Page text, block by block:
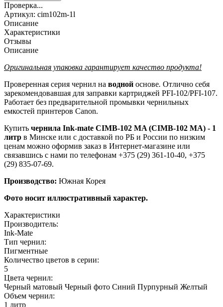
Проверка...
Артикул: cim102m-1l
Описание
Характеристики
Отзывы
Описание
Оригинальная упаковка гарантирует качество продукта!
Проверенная серия чернил на водной основе. Отлично себя
зарекомендовавшая для заправки картриджей PFI-102/PFI-107.
Работает без предварительной промывки чернильных
емкостей принтеров Canon.
Купить чернила Ink-mate CIMB-102 MA (CIMB-102 MA) - 1
литр в Минске или с доставкой по РБ и России по низким
ценам можно оформив заказ в Интернет-магазине или
связавшись с нами по телефонам +375 (29) 361-10-40, +375
(29) 835-07-69.
Производство: Южная Корея
Фото носит иллюстративный характер.
Характеристики
Производитель:
Ink-Mate
Тип чернил:
Пигментные
Количество цветов в серии:
5
Цвета чернил:
Черный матовый Черный фото Синий Пурпурный Желтый
Объем чернил:
1 литр